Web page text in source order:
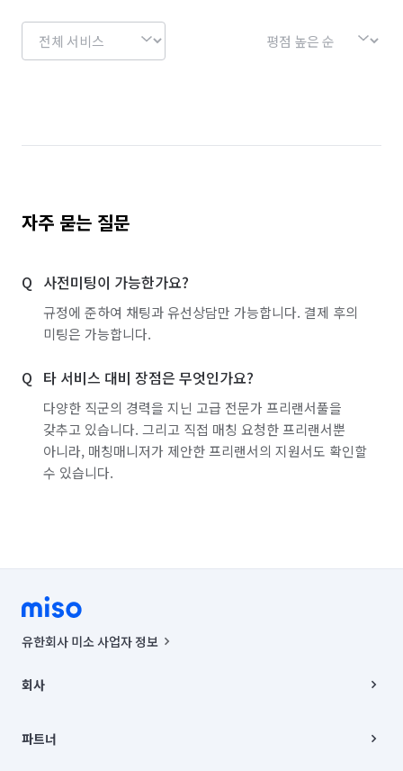
자주 묻는 질문
사전미팅이 가능한가요?
규정에 준하여 채팅과 유선상담만 가능합니다. 결제 후의
미팅은 가능합니다.
타 서비스 대비 장점은 무엇인가요?
다양한 직군의 경력을 지닌 고급 전문가 프리랜서풀을
갖추고 있습니다. 그리고 직접 매칭 요청한 프리랜서뿐
아니라, 매칭매니저가 제안한 프리랜서의 지원서도 확인할
수 있습니다.
유한회사 미소 사업자 정보
00019 |
주소 | 본사: 서울특별시 종로구 율곡로 6(중학동, 트윈트리빌딩) B동 5층
컨택센터 : 서울특별시 종로구 수송동 율곡로 24, 7층, 8층 미소
회사
채용
파트너